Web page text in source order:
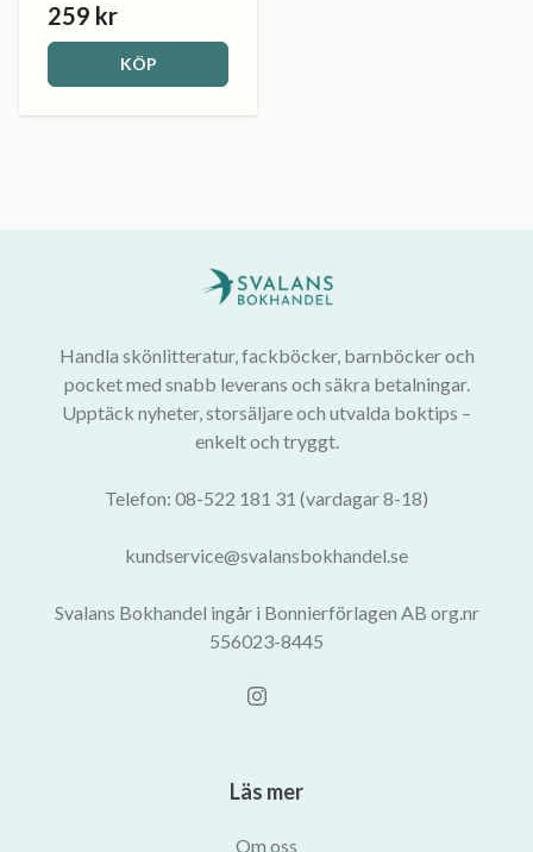
259 kr
KÖP
Handla skönlitteratur, fackböcker, barnböcker och
pocket med snabb leverans och säkra betalningar.
Upptäck nyheter, storsäljare och utvalda boktips –
enkelt och tryggt.
Telefon: 08-522 181 31 (vardagar 8-18)
kundservice@svalansbokhandel.se
Svalans Bokhandel ingår i Bonnierförlagen AB org.nr
556023-8445
Läs mer
Om oss